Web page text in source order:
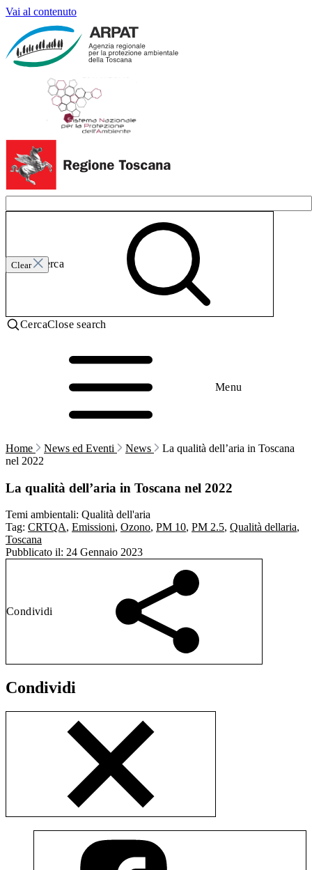
Vai al contenuto
Clear
Invia ricerca
CercaClose search
Menu
Home News ed Eventi News
La qualità dell’aria in Toscana
nel 2022
La qualità dell’aria in Toscana nel 2022
Temi ambientali: Qualità dell'aria
Tag: CRTQA, Emissioni, Ozono, PM 10, PM 2.5, Qualità dellaria,
Toscana
Pubblicato il: 24 Gennaio 2023
Condividi
Condividi